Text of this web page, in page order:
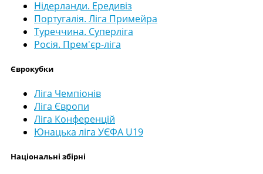
Нідерланди. Ередивіз
Португалія. Ліга Примейра
Туреччина. Суперліга
Росія. Прем'єр-ліга
Єврокубки
Ліга Чемпіонів
Ліга Європи
Ліга Конференцій
Юнацька ліга УЄФА U19
Національні збірні